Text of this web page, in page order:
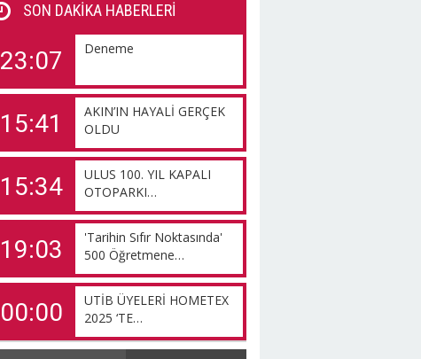
SON DAKİKA HABERLERİ
23:07 Deneme
15:41
AKIN’IN HAYALİ GERÇEK
OLDU
15:34
ULUS 100. YIL KAPALI
OTOPARKI…
19:03
'Tarihin Sıfır Noktasında'
500 Öğretmene…
00:00
UTİB ÜYELERİ HOMETEX
2025 ‘TE…